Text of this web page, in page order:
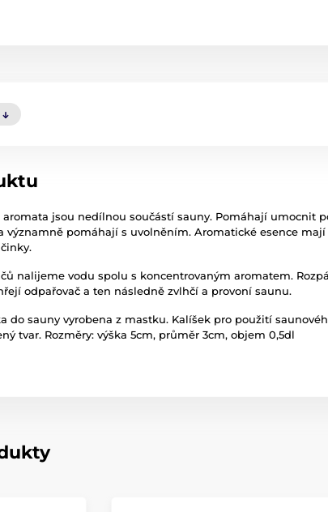
aromata jsou nedílnou součástí sauny. Pomáhají umocnit
významně pomáhají s uvolněním. Aromatické esence mají
nalijeme vodu spolu s koncentrovaným aromatem.
odpařovač a ten následně zvlhčí a provoní saunu.
do sauny vyrobena z mastku. Kalíšek pro použití
tvar. Rozměry: výška 5cm, průměr 3cm, objem 0,5dl